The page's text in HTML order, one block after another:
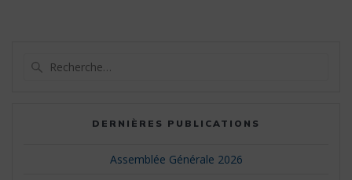
DERNIÈRES PUBLICATIONS
Assemblée Générale 2026